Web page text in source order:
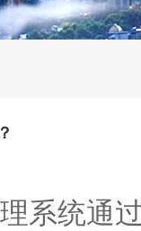
系统通